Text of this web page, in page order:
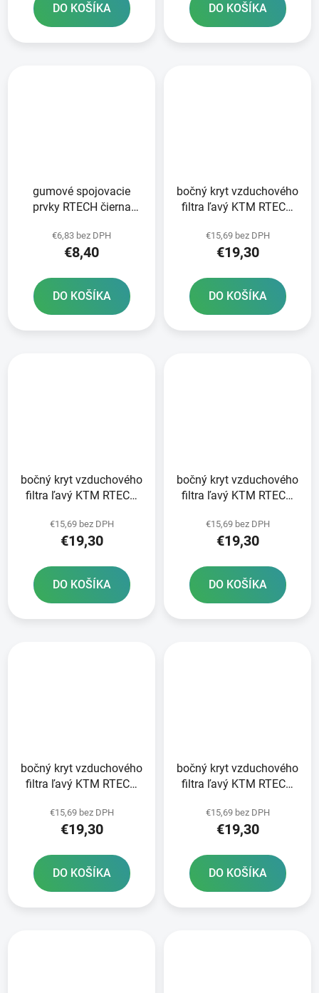
DO KOŠÍKA DO KOŠÍKA
gumové spojovacie
prvky RTECH čierna
€6,83 bez DPH
€8,40
DO KOŠÍKA
bočný kryt vzduchového
filtra ľavý KTM RTECH
otvormi
€15,69 bez DPH
€19,30
DO KOŠÍKA
bočný kryt vzduchového
filtra ľavý KTM RTECH
otvormi
€15,69 bez DPH
€19,30
DO KOŠÍKA
bočný kryt vzduchového
filtra ľavý KTM RTECH
€15,69 bez DPH
€19,30
DO KOŠÍKA
bočný kryt vzduchového
filtra ľavý KTM RTECH
€15,69 bez DPH
€19,30
DO KOŠÍKA
bočný kryt vzduchového
filtra ľavý KTM RTECH
€15,69 bez DPH
€19,30
DO KOŠÍKA